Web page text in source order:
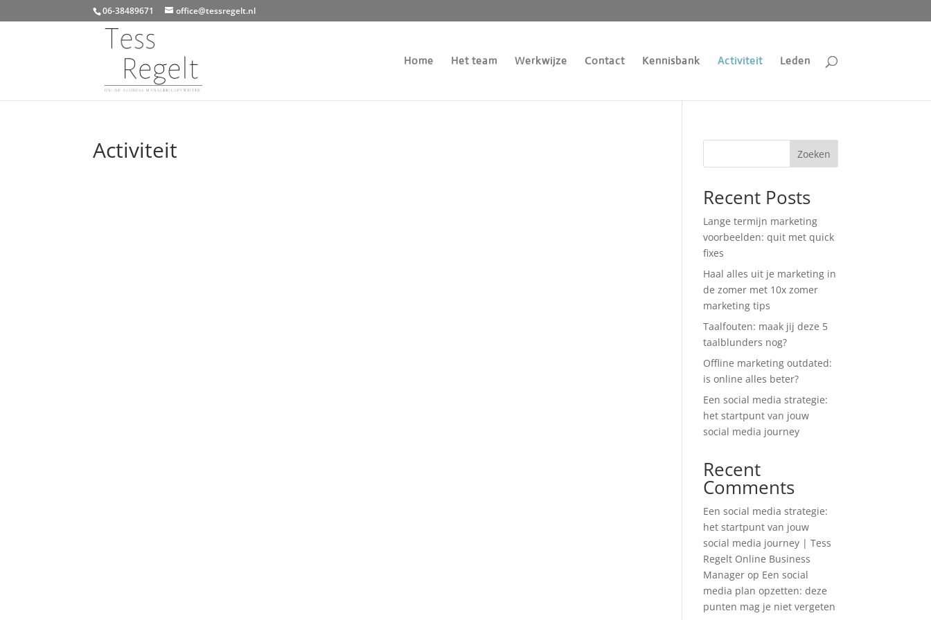
06-38489671 office@tessregelt.nl
Home Het team Werkwijze Contact Kennisbank Activiteit Leden
Activiteit Zoeken
Recent Posts
Lange termijn marketing
voorbeelden: quit met quick
fixes
Haal alles uit je marketing in
de zomer met 10x zomer
marketing tips
Taalfouten: maak jij deze 5
taalblunders nog?
Offline marketing outdated:
is online alles beter?
Een social media strategie:
het startpunt van jouw
social media journey
Recent
Comments
Een social media strategie:
het startpunt van jouw
social media journey | Tess
Regelt Online Business
Manager op Een social
media plan opzetten: deze
punten mag je niet vergeten